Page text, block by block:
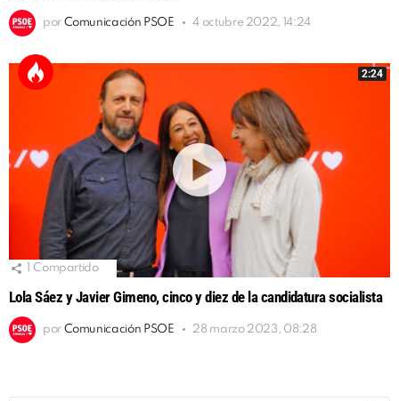
por Comunicación PSOE 4 octubre 2022, 14:24
2:24
Compartido
Lola Sáez y Javier Gimeno, cinco y diez de la candidatura socialista
por Comunicación PSOE 28 marzo 2023, 08:28